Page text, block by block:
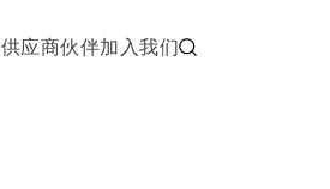
供应商伙伴加入我们